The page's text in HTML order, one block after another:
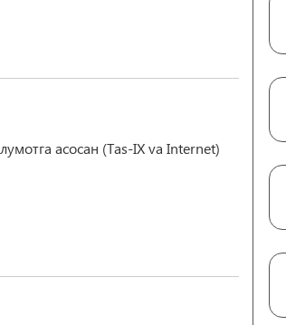
асосан (Tas-IX va Internet)